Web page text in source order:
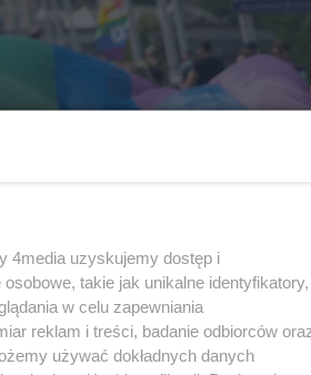
4media uzyskujemy dostęp i
takie jak unikalne identyfikatory,
w celu zapewniania
reklam i treści, badanie odbiorców
używać dokładnych danych